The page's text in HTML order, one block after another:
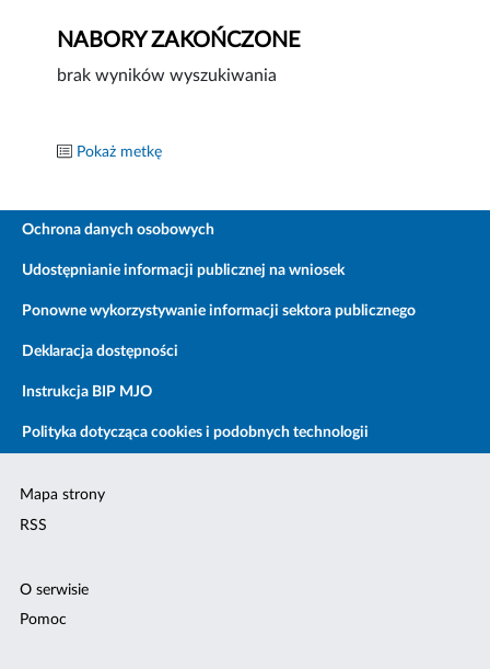
NABORY ZAKOŃCZONE
brak wyników wyszukiwania
Pokaż metkę
Ochrona danych osobowych
Udostępnianie informacji publicznej na wniosek
Ponowne wykorzystywanie informacji sektora publicznego
Deklaracja dostępności
Instrukcja BIP MJO
Polityka dotycząca cookies i podobnych technologii
Mapa strony
RSS
O serwisie
Pomoc